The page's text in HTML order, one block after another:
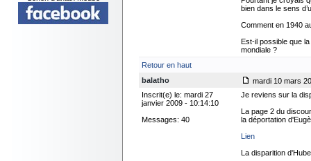
bien dans le sens
Comment en 1940
Est-il possible que
mondiale ?
Retour en haut
balatho
mardi 10 mars
Inscrit(e) le: mardi 27
janvier 2009 - 10:14:10
Messages: 40
Je reviens sur la
La page 2 du
la déportation
Lien
La disparition